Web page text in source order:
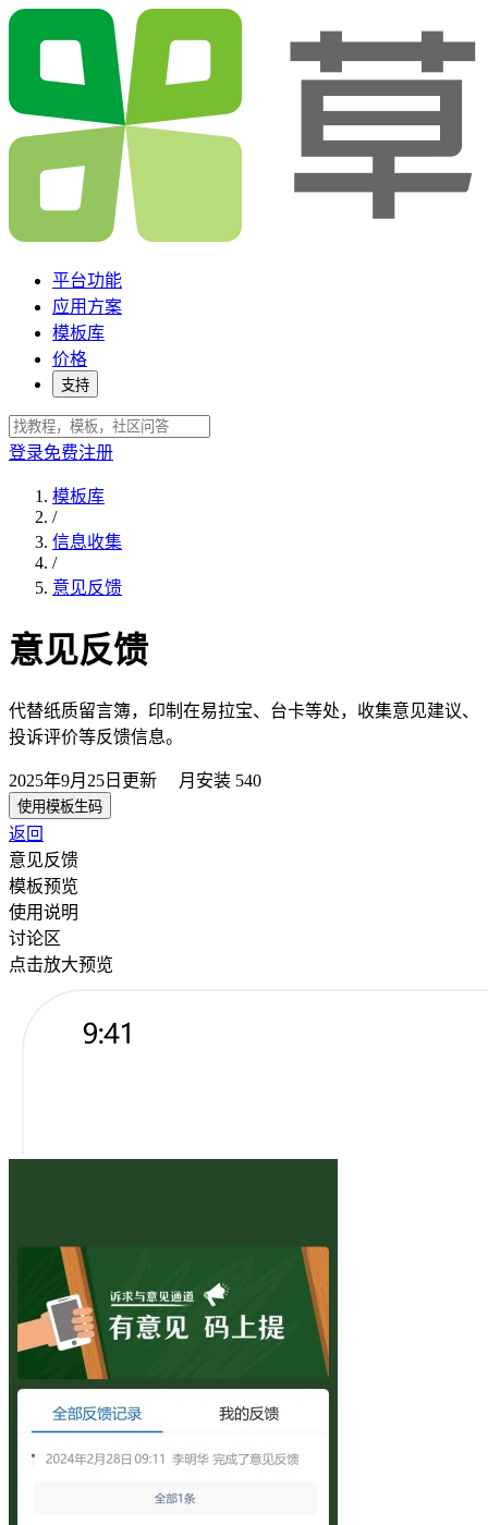
平台功能
应用方案
模板库
价格
支持
登录免费注册
模板库
/
信息收集
/
意见反馈
意见反馈
代替纸质留言簿，印制在易拉宝、台卡等处，收集意见建议、
投诉评价等反馈信息。
2025年9月25日 更新 月安装 540
使用模板生码
返回
意见反馈
模板预览
使用说明
讨论区
点击放大预览